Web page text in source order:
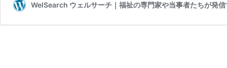
WelSearch ウェルサーチ｜福祉の専門家や当事者たちが発